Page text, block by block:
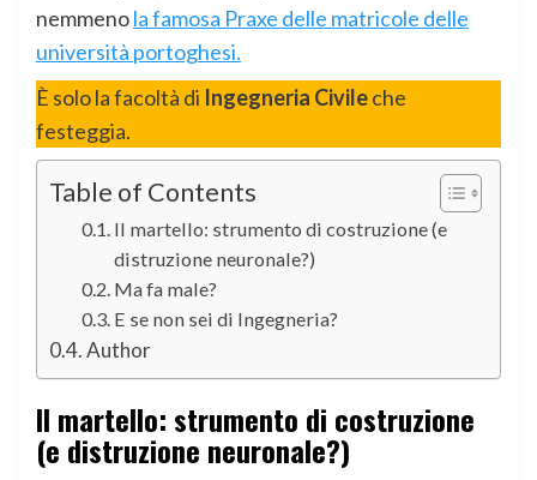
nemmenola famosa Praxe delle matricole delle
università portoghesi.
È solo la facoltà di Ingegneria Civileche
festeggia.
Table of Contents
Il martello: strumento di costruzione (e
distruzione neuronale?)
Ma fa male?
E se non sei di Ingegneria?
Author
Il martello: strumento di costruzione
(e distruzione neuronale?)